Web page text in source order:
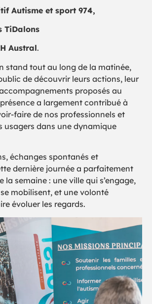
Autisme et sport 974,
TiDalons
Austral.
stand tout au long de la matinée,
de découvrir leurs actions, leur
proposés au
a largement contribué à
faire de nos professionnels et
usagers dans une dynamique
échanges spontanés et
dernière journée a parfaitement
la semaine : une ville qui s’engage,
mobilisent, et une volonté
évoluer les regards.